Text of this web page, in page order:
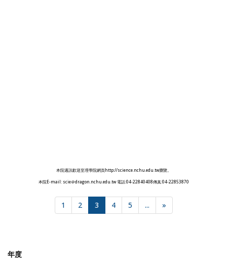
本院週訊歡迎至理學院網頁http://science.nchu.edu.tw瀏覽。
本院E-mail: scie＠dragon.nchu.edu.tw 電話:04-22840408傳真:04-22853870
1 2 3 4 5 ... »
年度